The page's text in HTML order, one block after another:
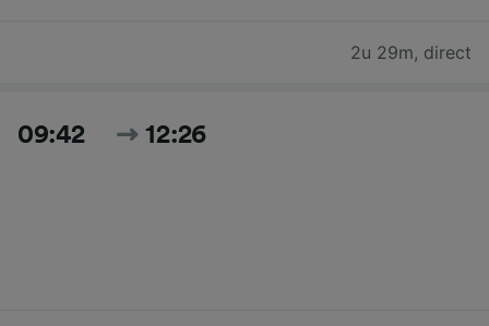
2u 29m, direct
09:42 12:26